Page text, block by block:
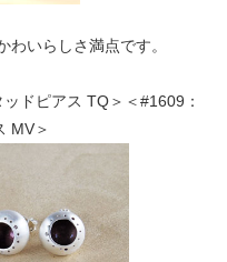
わいらしさ満点です。
ドピアス TQ＞＜#1609：
MV＞